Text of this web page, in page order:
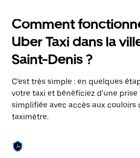
bas
pour
ouvrir
le
calendrier
et
une
date.
Appuyez
sur
la
pour
fermer
Comment
Uber Taxi dans la
Saint-Denis ?
C'est très simple : en quelques
votre taxi et bénéficiez d'une prise
simplifiée avec accès aux couloirs
taximètre.